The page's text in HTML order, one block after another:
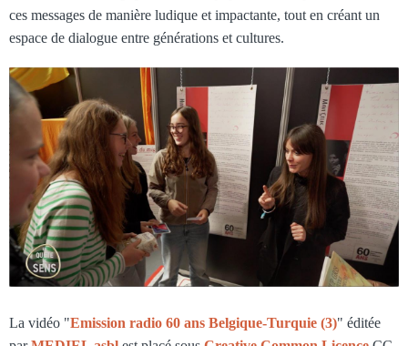
ces messages de manière ludique et impactante, tout en créant un
espace de dialogue entre générations et cultures.
La vidéo "Emission radio 60 ans Belgique-Turquie (3)" éditée